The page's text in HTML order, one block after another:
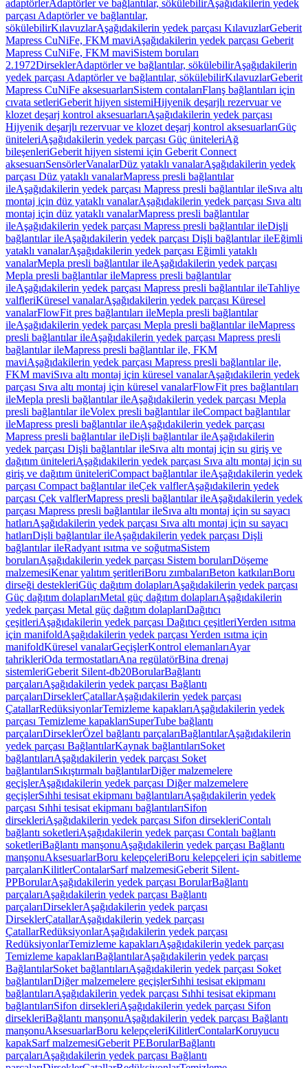
adaptörlerAdaptörler ve bağlantılar, sökülebilirAşağıdakilerin yedek
parçası Adaptörler ve bağlantılar,
sökülebilirKılavuzlarAşağıdakilerin yedek parçası KılavuzlarGeberit
Mapress CuNiFe, FKM maviAşağıdakilerin yedek parçası Geberit
Mapress CuNiFe, FKM maviSistem boruları
2.1972DirseklerAdaptörler ve bağlantılar, sökülebilirAşağıdakilerin
yedek parçası Adaptörler ve bağlantılar, sökülebilirKılavuzlarGeberit
Mapress CuNiFe aksesuarlarıSistem contalarıFlanş bağlantıları için
cıvata setleriGeberit hijyen sistemiHijyenik deşarjlı rezervuar ve
klozet deşarj kontrol aksesuarlarıAşağıdakilerin yedek parçası
Hijyenik deşarjlı rezervuar ve klozet deşarj kontrol aksesuarlarıGüç
üniteleriAşağıdakilerin yedek parçası Güç üniteleriAğ
bileşenleriGeberit hijyen sistemi için Geberit Connect
aksesuarıSensörlerVanalarDüz yataklı vanalarAşağıdakilerin yedek
parçası Düz yataklı vanalarMapress presli bağlantılar
ileAşağıdakilerin yedek parçası Mapress presli bağlantılar ileSıva altı
montaj için düz yataklı vanalarAşağıdakilerin yedek parçası Sıva altı
montaj için düz yataklı vanalarMapress presli bağlantılar
ileAşağıdakilerin yedek parçası Mapress presli bağlantılar ileDişli
bağlantılar ileAşağıdakilerin yedek parçası Dişli bağlantılar ileEğimli
yataklı vanalarAşağıdakilerin yedek parçası Eğimli yataklı
vanalarMepla presli bağlantılar ileAşağıdakilerin yedek parçası
Mepla presli bağlantılar ileMapress presli bağlantılar
ileAşağıdakilerin yedek parçası Mapress presli bağlantılar ileTahliye
valfleriKüresel vanalarAşağıdakilerin yedek parçası Küresel
vanalarFlowFit pres bağlantıları ileMepla presli bağlantılar
ileAşağıdakilerin yedek parçası Mepla presli bağlantılar ileMapress
presli bağlantılar ileAşağıdakilerin yedek parçası Mapress presli
bağlantılar ileMapress presli bağlantılar ile, FKM
maviAşağıdakilerin yedek parçası Mapress presli bağlantılar ile,
FKM maviSıva altı montaj için küresel vanalarAşağıdakilerin yedek
parçası Sıva altı montaj için küresel vanalarFlowFit pres bağlantıları
ileMepla presli bağlantılar ileAşağıdakilerin yedek parçası Mepla
presli bağlantılar ileVolex presli bağlantılar ileCompact bağlantılar
ileMapress presli bağlantılar ileAşağıdakilerin yedek parçası
Mapress presli bağlantılar ileDişli bağlantılar ileAşağıdakilerin
yedek parçası Dişli bağlantılar ileSıva altı montaj için su giriş ve
dağıtım üniteleriAşağıdakilerin yedek parçası Sıva altı montaj için su
giriş ve dağıtım üniteleriCompact bağlantılar ileAşağıdakilerin yedek
parçası Compact bağlantılar ileÇek valflerAşağıdakilerin yedek
parçası Çek valflerMapress presli bağlantılar ileAşağıdakilerin yedek
parçası Mapress presli bağlantılar ileSıva altı montaj için su sayacı
hatlarıAşağıdakilerin yedek parçası Sıva altı montaj için su sayacı
hatlarıDişli bağlantılar ileAşağıdakilerin yedek parçası Dişli
bağlantılar ileRadyant ısıtma ve soğutmaSistem
borularıAşağıdakilerin yedek parçası Sistem borularıDöşeme
malzemesiKenar yalıtım şeritleriBoru zımbalarıBeton katkılarıBoru
dirseği destekleriGüç dağıtım dolaplarıAşağıdakilerin yedek parçası
Güç dağıtım dolaplarıMetal güç dağıtım dolaplarıAşağıdakilerin
yedek parçası Metal güç dağıtım dolaplarıDağıtıcı
çeşitleriAşağıdakilerin yedek parçası Dağıtıcı çeşitleriYerden ısıtma
için manifoldAşağıdakilerin yedek parçası Yerden ısıtma için
manifoldKüresel vanalarGeçişlerKontrol elemanlarıAyar
tahrikleriOda termostatlarıAna regülatörBina drenaj
sistemleriGeberit Silent-db20BorularBağlantı
parçalarıAşağıdakilerin yedek parçası Bağlantı
parçalarıDirseklerÇatallarAşağıdakilerin yedek parçası
ÇatallarRedüksiyonlarTemizleme kapaklarıAşağıdakilerin yedek
parçası Temizleme kapaklarıSuperTube bağlantı
parçalarıDirseklerÖzel bağlantı parçalarıBağlantılarAşağıdakilerin
yedek parçası BağlantılarKaynak bağlantılarıSoket
bağlantılarıAşağıdakilerin yedek parçası Soket
bağlantılarıSıkıştırmalı bağlantılarDiğer malzemelere
geçişlerAşağıdakilerin yedek parçası Diğer malzemelere
geçişlerSıhhi tesisat ekipmanı bağlantılarıAşağıdakilerin yedek
parçası Sıhhi tesisat ekipmanı bağlantılarıSifon
dirsekleriAşağıdakilerin yedek parçası Sifon dirsekleriContalı
bağlantı soketleriAşağıdakilerin yedek parçası Contalı bağlantı
soketleriBağlantı manşonuAşağıdakilerin yedek parçası Bağlantı
manşonuAksesuarlarBoru kelepçeleriBoru kelepçeleri için sabitleme
parçalarıKilitlerContalarSarf malzemesiGeberit Silent-
PPBorularAşağıdakilerin yedek parçası BorularBağlantı
parçalarıAşağıdakilerin yedek parçası Bağlantı
parçalarıDirseklerAşağıdakilerin yedek parçası
DirseklerÇatallarAşağıdakilerin yedek parçası
ÇatallarRedüksiyonlarAşağıdakilerin yedek parçası
RedüksiyonlarTemizleme kapaklarıAşağıdakilerin yedek parçası
Temizleme kapaklarıBağlantılarAşağıdakilerin yedek parçası
BağlantılarSoket bağlantılarıAşağıdakilerin yedek parçası Soket
bağlantılarıDiğer malzemelere geçişlerSıhhi tesisat ekipmanı
bağlantılarıAşağıdakilerin yedek parçası Sıhhi tesisat ekipmanı
bağlantılarıSifon dirsekleriAşağıdakilerin yedek parçası Sifon
dirsekleriBağlantı manşonuAşağıdakilerin yedek parçası Bağlantı
manşonuAksesuarlarBoru kelepçeleriKilitlerContalarKoruyucu
kapakSarf malzemesiGeberit PEBorularBağlantı
parçalarıAşağıdakilerin yedek parçası Bağlantı